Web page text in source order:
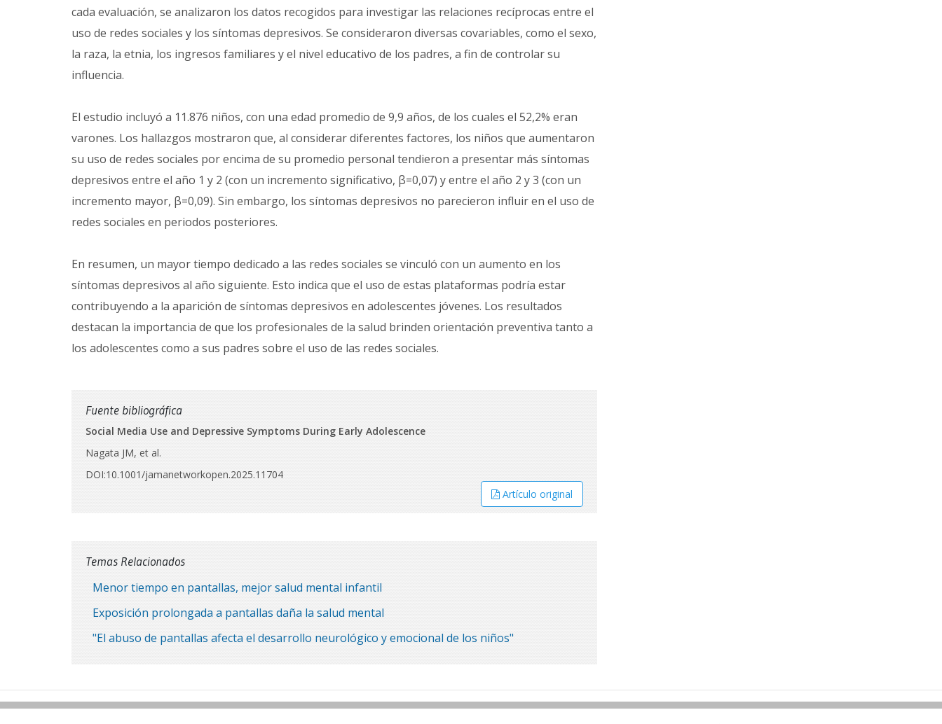
cada evaluación, se analizaron los datos recogidos para investigar las relaciones recíprocas entre el
uso de redes sociales y los síntomas depresivos. Se consideraron diversas covariables, como el sexo,
la raza, la etnia, los ingresos familiares y el nivel educativo de los padres, a fin de controlar su
influencia.
El estudio incluyó a 11.876 niños, con una edad promedio de 9,9 años, de los cuales el 52,2% eran
varones. Los hallazgos mostraron que, al considerar diferentes factores, los niños que aumentaron
su uso de redes sociales por encima de su promedio personal tendieron a presentar más síntomas
depresivos entre el año 1 y 2 (con un incremento significativo, β=0,07) y entre el año 2 y 3 (con un
incremento mayor, β=0,09). Sin embargo, los síntomas depresivos no parecieron influir en el uso de
redes sociales en periodos posteriores.
En resumen, un mayor tiempo dedicado a las redes sociales se vinculó con un aumento en los
síntomas depresivos al año siguiente. Esto indica que el uso de estas plataformas podría estar
contribuyendo a la aparición de síntomas depresivos en adolescentes jóvenes. Los resultados
destacan la importancia de que los profesionales de la salud brinden orientación preventiva tanto a
los adolescentes como a sus padres sobre el uso de las redes sociales.
Fuente bibliográfica
Social Media Use and Depressive Symptoms During Early Adolescence
Nagata JM, et al.
DOI:10.1001/jamanetworkopen.2025.11704
Artículo original
Temas Relacionados
Menor tiempo en pantallas, mejor salud mental infantil
Exposición prolongada a pantallas daña la salud mental
"El abuso de pantallas afecta el desarrollo neurológico y emocional de los niños"